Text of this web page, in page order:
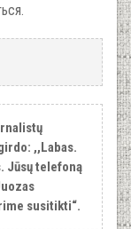
,,Labas.
Jūsų telefoną
susitikti“.